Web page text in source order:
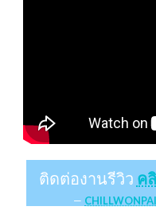
ติดต่องานรีวิว ค